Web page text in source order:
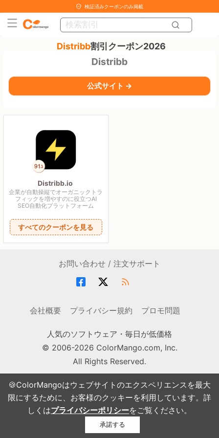
🍪ColorMangoはウェブサイトのエクスペリエンスを最大
限にするために、お客様のクッキーを利用しています。詳
しくはプライバシーポリシーをご覧ください。
承諾する
検証済みクーポンのみ掲載
Distribb割引クーポン2026
Distribb
公式サイト →
Distribb.io
企業が自動操縦でオーガニックトラ
フィックを増やすのに役立つAI
SEO自動化プラットフォーム
すべてのクーポンを見る
お問い合わせ / 注文サポート
会社概要 プライバシー規約 プロモ問題
人気のソフトウェア・毎日が低価格
© 2006-2026 ColorMango.com, Inc.
All Rights Reserved.